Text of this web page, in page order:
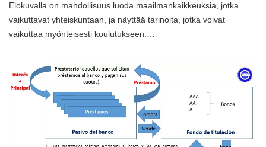
Elokuvalla on mahdollisuus luoda maailmankaikkeuksia, jotka
vaikuttavat yhteiskuntaan, ja näyttää tarinoita, jotka voivat
vaikuttaa myönteisesti koulutukseen.…